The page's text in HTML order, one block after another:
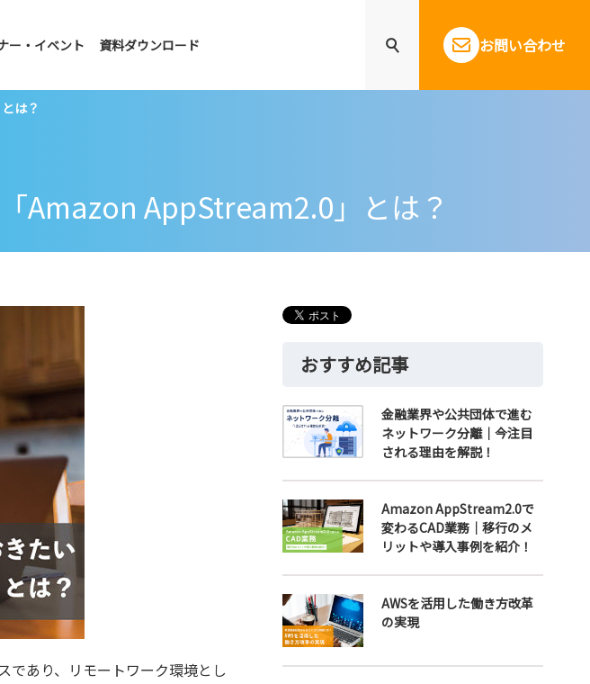
ー・イベント 資料ダウンロード お問い合わせ
は？
Amazon AppStream2.0」とは？
であり、リモートワーク環境とし
おすすめ記事
金融業界や公共団体で進む
ネットワーク分離｜今注目
される理由を解説！
Amazon AppStream2.0で
変わるCAD業務｜移行のメ
リットや導入事例を紹介！
AWSを活用した働き方改革
の実現